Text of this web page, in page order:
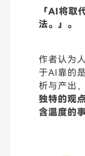
「AI将取
法。」。
作者认为
于AI靠的
析与产出，
独特的观
含温度的事